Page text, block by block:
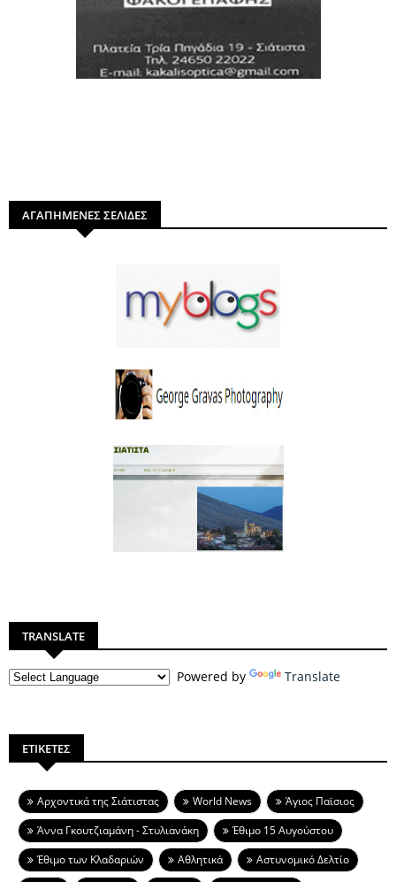
ΑΓΑΠΗΜΕΝΕΣ ΣΕΛΙΔΕΣ
TRANSLATE
Powered by Translate
ΕΤΙΚΕΤΕΣ
Aρχοντικά της Σιάτιστας World News
Άγιος Παϊσιος
Άννα Γκουτζιαμάνη - Στυλιανάκη
Έθιμο 15 Αυγούστου
Έθιμο των Κλαδαριών
Αθλητικά
Αστυνομικό Δελτίο